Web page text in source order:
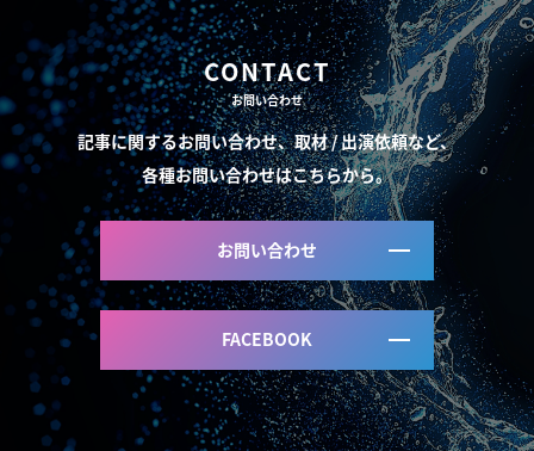
CONTACT
お問い合わせ
記事に関するお問い合わせ、取材 / 出演依頼など、
各種お問い合わせはこちらから。
お問い合わせ
FACEBOOK